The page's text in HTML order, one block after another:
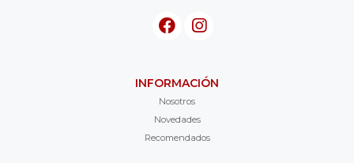
INFORMACIÓN
Nosotros
Novedades
Recomendados